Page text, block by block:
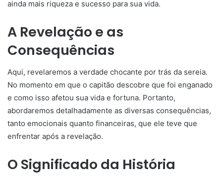
ainda mais riqueza e sucesso para sua vida.
A Revelação e as
Consequências
Aqui, revelaremos a verdade chocante por trás da sereia.
No momento em que o capitão descobre que foi enganado
e como isso afetou sua vida e fortuna. Portanto,
abordaremos detalhadamente as diversas consequências,
tanto emocionais quanto financeiras, que ele teve que
enfrentar após a revelação.
O Significado da História